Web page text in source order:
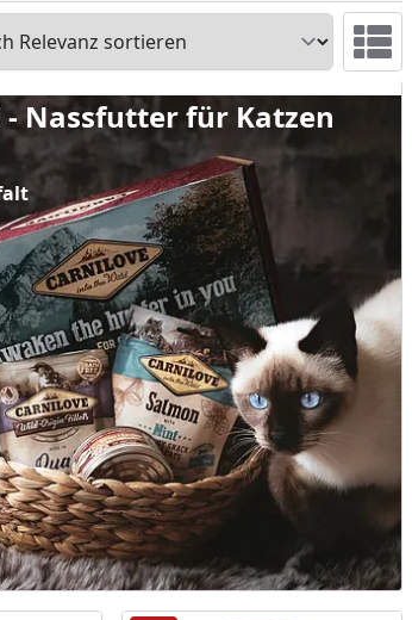
für Katzen
- Nassfutter für Katzen